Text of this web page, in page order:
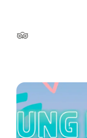
Tripadvisor